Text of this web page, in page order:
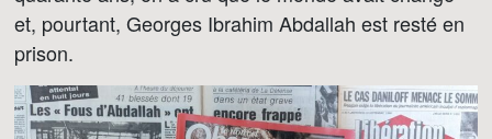
et, pourtant, Georges Ibrahim Abdallah est resté en
prison.